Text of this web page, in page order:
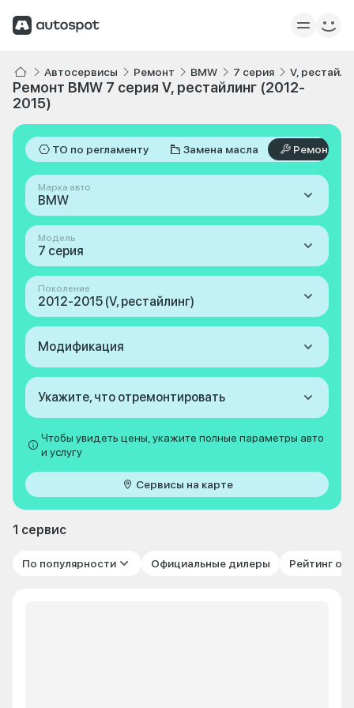
Автосервисы Ремонт BMW 7 серия V,
Ремонт BMW 7 серия V, рестайлинг (2012-
2015)
ТО по регламенту Замена масла Ремонт
Марка авто
BMW
Модель
7 серия
Поколение
2012-2015 (V, рестайлинг)
Модификация
Укажите, что отремонтировать
Чтобы увидеть цены, укажите полные параметры авто
и услугу
Сервисы на карте
1 сервис
По популярности Официальные дилеры Рейтинг